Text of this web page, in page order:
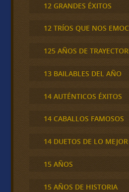
12 GRANDES ÉXITOS
12 TRÍOS QUE NOS
125 AÑOS DE
13 BAILABLES DEL AÑO
14 AUTÉNTICOS ÉXITOS
14 CABALLOS FAMOSOS
14 DUETOS DE LO
15 AÑOS
15 AÑOS DE HISTORIA